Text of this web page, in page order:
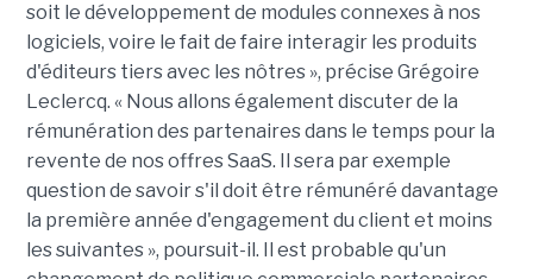
soit le développement de modules connexes à nos
logiciels, voire le fait de faire interagir les produits
d'éditeurs tiers avec les nôtres », précise Grégoire
Leclercq. « Nous allons également discuter de la
rémunération des partenaires dans le temps pour la
revente de nos offres SaaS. Il sera par exemple
question de savoir s'il doit être rémunéré davantage
la première année d'engagement du client et moins
les suivantes », poursuit-il. Il est probable qu'un